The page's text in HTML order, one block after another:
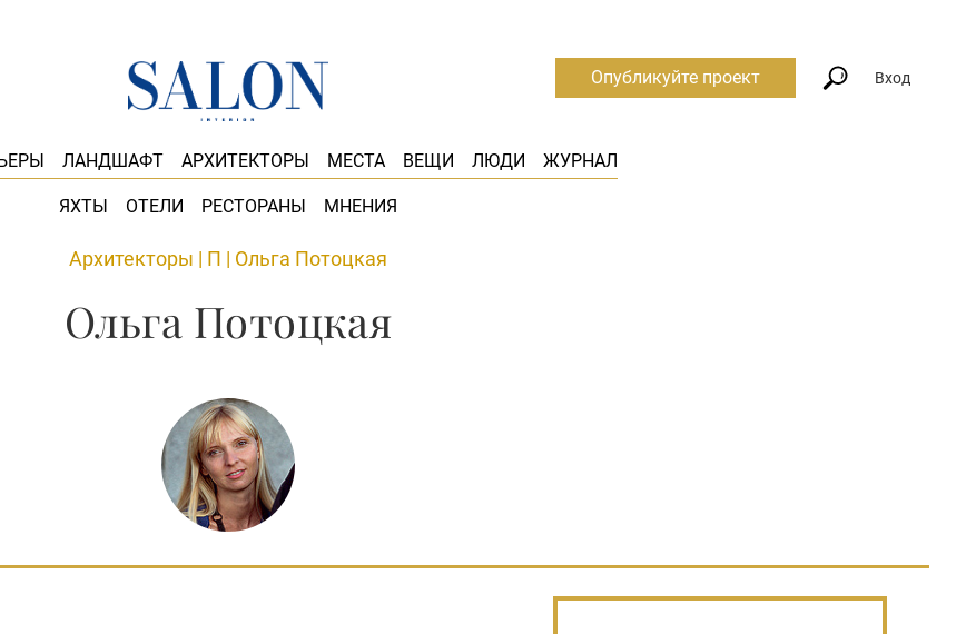
ЛАНДШАФТ АРХИТЕКТОРЫ МЕСТА ВЕЩИ ЛЮДИ ЖУРНАЛ
ЯХТЫ ОТЕЛИ РЕСТОРАНЫ МНЕНИЯ
Опубликуйте проект Вход
Архитекторы | П | Ольга Потоцкая
Ольга Потоцкая